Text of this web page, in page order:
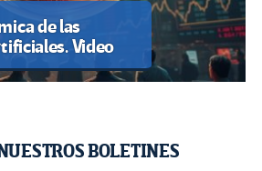
de las
Video
BOLETINES